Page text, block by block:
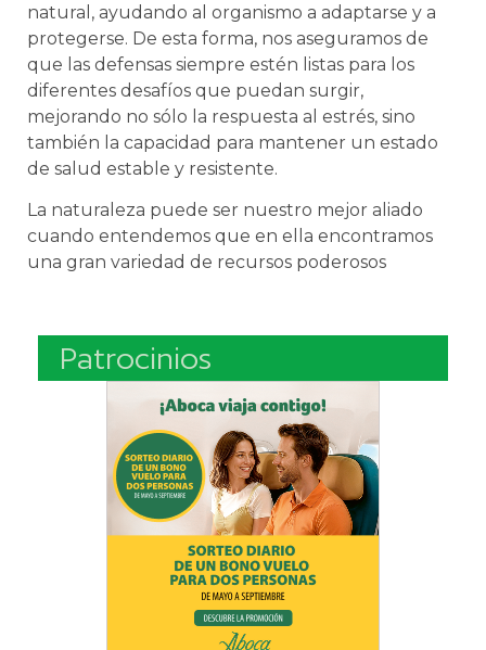
natural, ayudando al organismo a adaptarse y a
protegerse. De esta forma, nos aseguramos de
que las defensas siempre estén listas para los
diferentes desafíos que puedan surgir,
mejorando no sólo la respuesta al estrés, sino
también la capacidad para mantener un estado
de salud estable y resistente.
La naturaleza puede ser nuestro mejor aliado
cuando entendemos que en ella encontramos
una gran variedad de recursos poderosos
Patrocinios